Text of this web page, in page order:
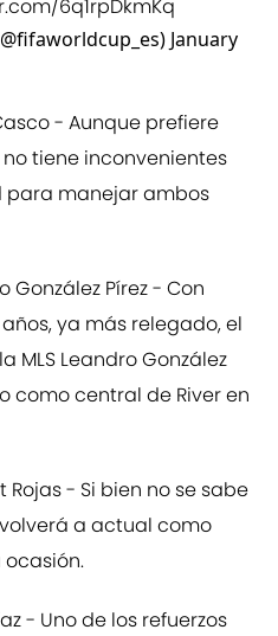
6q1rpDkmKq
January
- Aunque prefiere
tiene inconvenientes
para manejar ambos
González Pírez - Con
ya más relegado, el
MLS Leandro González
como central de River en
Rojas - Si bien no se sabe
a actual como
- Uno de los refuerzos